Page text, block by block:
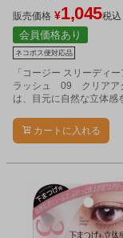
販売価格 ¥1,045税込
会員価格あり
ネコポス便対応品
「コージー スリーディ
ラッシュ 09 クリアア
は、目元に自然な立体感
カートに入れる